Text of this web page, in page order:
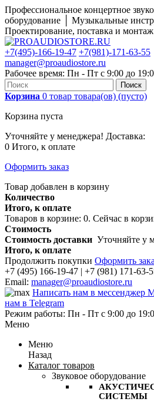
Профессиональное концертное
оборудование │ Музыкальные
Проектирование, поставка и монтаж
+7(495)-166-19-47 +7(981)-171-63-55
manager@proaudiostore.ru
Рабочее время: Пн - Пт с 9:00 до
Поиск
Корзина 0 товар товара(ов) (пусто)
Корзина пуста
Уточняйте у менеджера! Доставка:
0 Итого, к оплате
Оформить заказ
Товар добавлен в корзину
Количество
Итого, к оплате
Товаров в корзине: 0. Сейчас в
Стоимость
Стоимость доставки Уточняйте у
Итого, к оплате
Продолжить покупки Оформить
+7 (495) 166-19-47 | +7 (981) 171-63-
Email: manager@proaudiostore.ru
Написать нам в мессенджер
нам в Telegram
Режим работы: Пн - Пт с 9:00 до
Меню
Меню
Назад
Каталог товаров
Звуковое оборудование
СИСТЕМЫ